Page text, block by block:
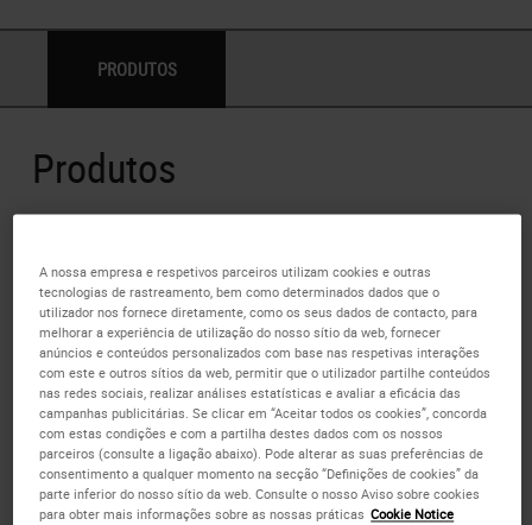
PRODUTOS
Produtos
LAMINAS DE VIDRO APEX BRANCA (CX 1440)
Checar Disponibilidade
ADICIONE À COTAÇÃO
This item replaces 3800080
ESPECIFICAÇ÷ES
A nossa empresa e respetivos parceiros utilizam cookies e outras
tecnologias de rastreamento, bem como determinados dados que o
utilizador nos fornece diretamente, como os seus dados de contacto, para
melhorar a experiência de utilização do nosso sítio da web, fornecer
anúncios e conteúdos personalizados com base nas respetivas interações
com este e outros sítios da web, permitir que o utilizador partilhe conteúdos
nas redes sociais, realizar análises estatísticas e avaliar a eficácia das
campanhas publicitárias. Se clicar em “Aceitar todos os cookies”, concorda
com estas condições e com a partilha destes dados com os nossos
parceiros (consulte a ligação abaixo). Pode alterar as suas preferências de
consentimento a qualquer momento na secção “Definições de cookies” da
parte inferior do nosso sítio da web. Consulte o nosso Aviso sobre cookies
para obter mais informações sobre as nossas práticas Cookie Notice